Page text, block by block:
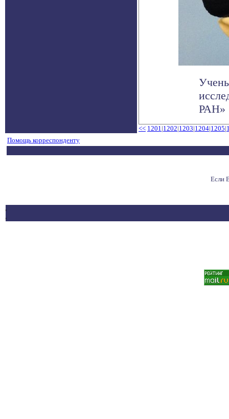
РАН»
<< 1201|1202|1203|1204|1205|
Помощь корреспонденту
Если